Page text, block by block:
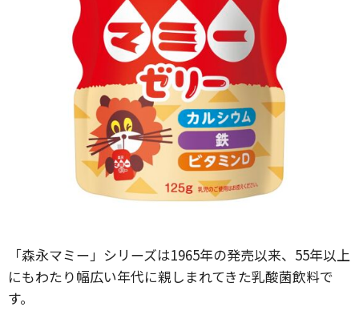
「森永マミー」シリーズは1965年の発売以来、55年以上
にもわたり幅広い年代に親しまれてきた乳酸菌飲料で
す。